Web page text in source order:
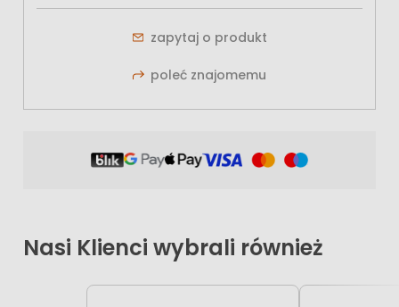
zapytaj o produkt
poleć znajomemu
Nasi Klienci wybrali również